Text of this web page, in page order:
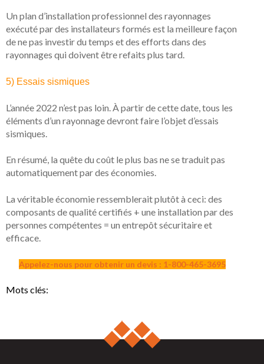
Un plan d’installation professionnel des rayonnages
exécuté par des installateurs formés est la meilleure façon
de ne pas investir du temps et des efforts dans des
rayonnages qui doivent être refaits plus tard.
5) Essais sismiques
L’année 2022 n’est pas loin. À partir de cette date, tous les
éléments d’un rayonnage devront faire l’objet d’essais
sismiques.
En résumé, la quête du coût le plus bas ne se traduit pas
automatiquement par des économies.
La véritable économie ressemblerait plutôt à ceci: des
composants de qualité certifiés + une installation par des
personnes compétentes = un entrepôt sécuritaire et
efficace.
Appelez-nous pour obtenir un devis : 1-800-465-3695
Mots clés: